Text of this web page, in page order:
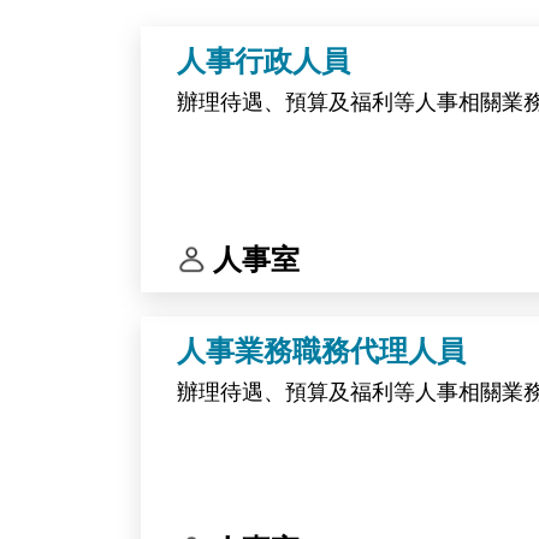
人事行政人員
辦理待遇、預算及福利等人事相關業務
人事室
人事業務職務代理人員
辦理待遇、預算及福利等人事相關業務